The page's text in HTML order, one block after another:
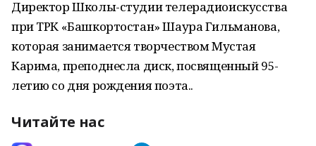
Директор Школы-студии телерадиоискусства
при ТРК «Башкортостан» Шаура Гильманова,
которая занимается творчеством Мустая
Карима, преподнесла диск, посвященный 95-
летию со дня рождения поэта..
Читайте нас